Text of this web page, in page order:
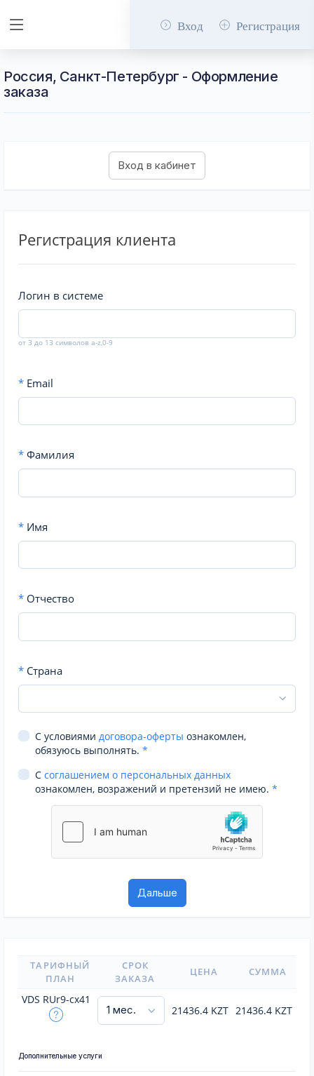
Вход Регистрация
Россия, Санкт-Петербург - Оформление
заказа
Регистрация клиента
Логин в системе
от 3 до 13 символов a-z,0-9
* Email
* Фамилия
* Имя
* Отчество
* Страна
С условиями договора-оферты ознакомлен,
обязуюсь выполнять. *
С соглашением о персональных данных
ознакомлен, возражений и претензий не имею. *
ТАРИФНЫЙ
ПЛАН
СРОК
ЗАКАЗА
ЦЕНА СУММА
VDS RUr9-cx41
21436.4 KZT 21436.4 KZT
Дополнительные услуги